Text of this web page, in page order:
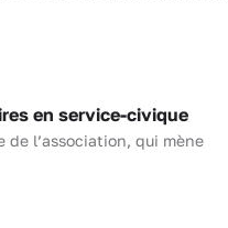
en service-civique
de l’association, qui mène